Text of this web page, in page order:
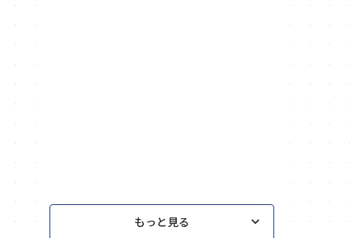
もっと見る keyboard_arrow_down